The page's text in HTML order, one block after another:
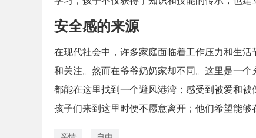
安全感的来源
在现代社会中，许多家庭面临着工作压力和生
和关注。然而在爷爷奶奶家却不同。这里是一
都能在这里找到一个避风港湾；感受到被爱和
孩子们来到这里时便不愿意离开；他们希望能